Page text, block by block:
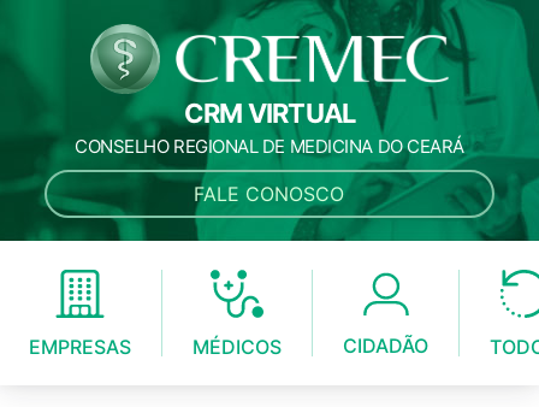
CRM VIRTUAL
CONSELHO REGIONAL DE MEDICINA DO CEARÁ
FALE CONOSCO
EMPRESAS MÉDICOS CIDADÃO